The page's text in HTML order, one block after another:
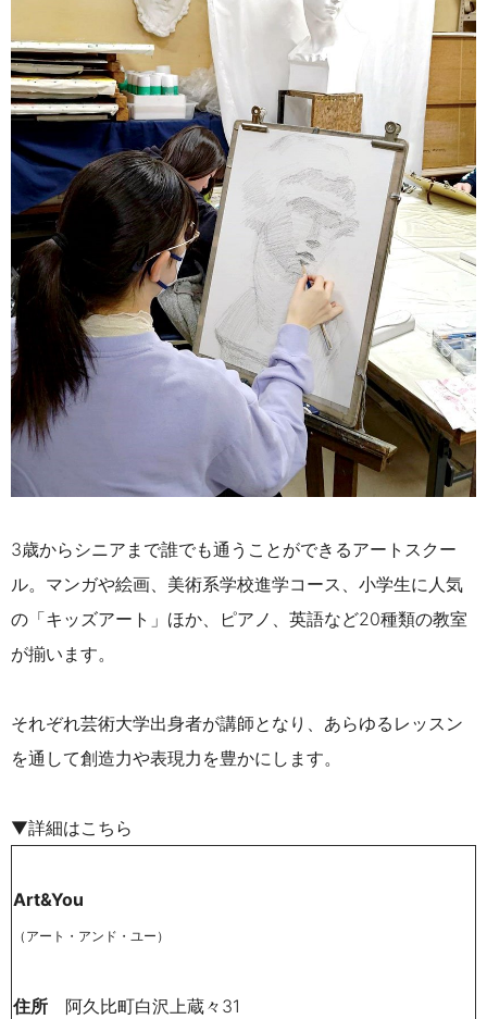
3歳からシニアまで誰でも通うことができるアートスクー
ル。マンガや絵画、美術系学校進学コース、小学生に人気
の「キッズアート」ほか、ピアノ、英語など20種類の教室
が揃います。
それぞれ芸術大学出身者が講師となり、あらゆるレッスン
を通して創造力や表現力を豊かにします。
▼詳細はこちら
Art&You
（アート・アンド・ユー）
住所 阿久比町白沢上蔵々31